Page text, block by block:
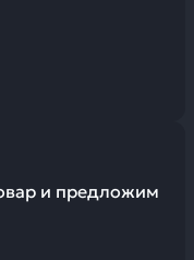
и предложим